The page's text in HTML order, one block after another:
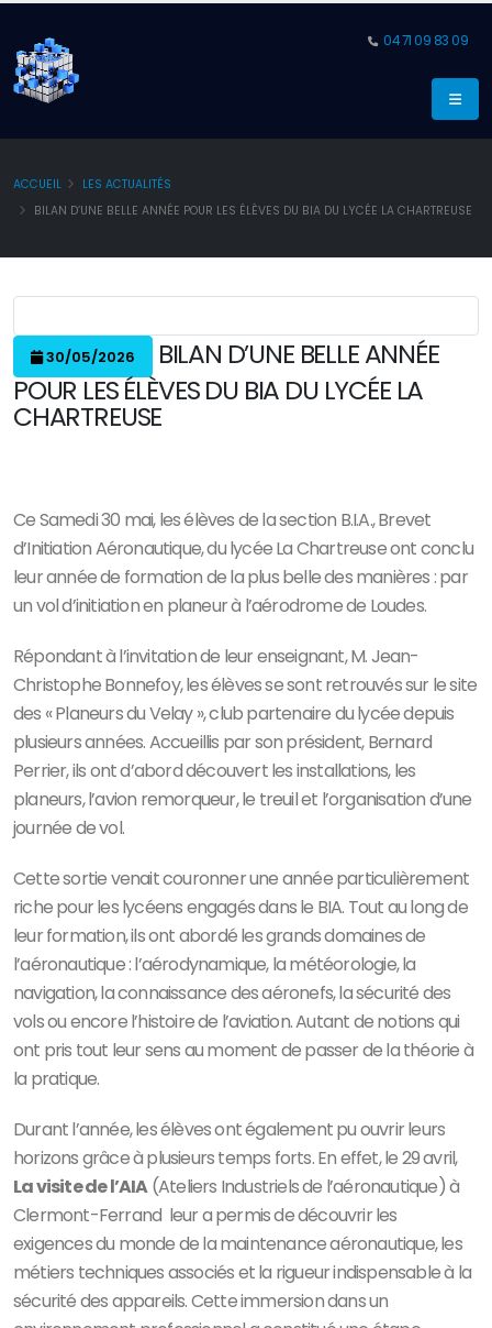
04 71 09 83 09
ACCUEIL
LES ACTUALITÉS
BILAN D’UNE BELLE ANNÉE POUR LES ÉLÈVES DU BIA DU LYCÉE LA CHARTREUSE
30/05/2026
BILAN D’UNE BELLE ANNÉE
POUR LES ÉLÈVES DU BIA DU LYCÉE LA
CHARTREUSE
Ce Samedi 30 mai, les élèves de la section B.I.A., Brevet
d’Initiation Aéronautique, du lycée La Chartreuse ont conclu
leur année de formation de la plus belle des manières : par
un vol d’initiation en planeur à l’aérodrome de Loudes.
Répondant à l’invitation de leur enseignant, M. Jean-
Christophe Bonnefoy, les élèves se sont retrouvés sur le site
des « Planeurs du Velay », club partenaire du lycée depuis
plusieurs années. Accueillis par son président, Bernard
Perrier, ils ont d’abord découvert les installations, les
planeurs, l’avion remorqueur, le treuil et l’organisation d’une
journée de vol.
Cette sortie venait couronner une année particulièrement
riche pour les lycéens engagés dans le BIA. Tout au long de
leur formation, ils ont abordé les grands domaines de
l’aéronautique : l’aérodynamique, la météorologie, la
navigation, la connaissance des aéronefs, la sécurité des
vols ou encore l’histoire de l’aviation. Autant de notions qui
ont pris tout leur sens au moment de passer de la théorie à
la pratique.
Durant l’année, les élèves ont également pu ouvrir leurs
horizons grâce à plusieurs temps forts. En effet, le 29 avril,
La visite de l’AIA(Ateliers Industriels de l’aéronautique) à
Clermont-Ferrand leur a permis de découvrir les
exigences du monde de la maintenance aéronautique, les
métiers techniques associés et la rigueur indispensable à la
sécurité des appareils. Cette immersion dans un